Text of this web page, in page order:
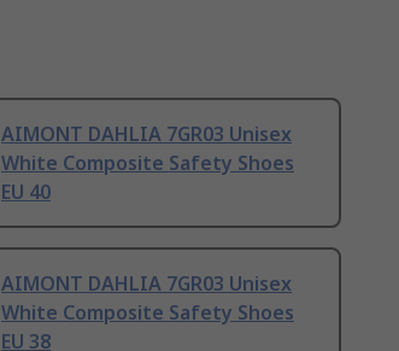
AIMONT DAHLIA 7GR03 Unisex
White Composite Safety Shoes
EU 40
AIMONT DAHLIA 7GR03 Unisex
White Composite Safety Shoes
EU 38